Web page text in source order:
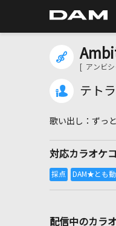
[ アンビ
テト
ずっ
対応カラオケ
配信中のカラ